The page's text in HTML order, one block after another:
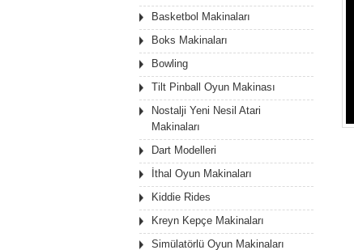
Basketbol Makinaları
Boks Makinaları
Bowling
Tilt Pinball Oyun Makinası
Nostalji Yeni Nesil Atari
Makinaları
Dart Modelleri
İthal Oyun Makinaları
Kiddie Rides
Kreyn Kepçe Makinaları
Simülatörlü Oyun Makinaları